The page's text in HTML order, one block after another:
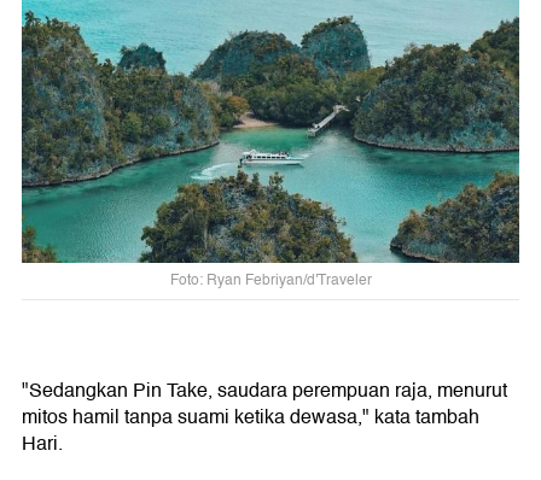
Foto: Ryan Febriyan/d'Traveler
"Sedangkan Pin Take, saudara perempuan raja, menurut
mitos hamil tanpa suami ketika dewasa," kata tambah
Hari.